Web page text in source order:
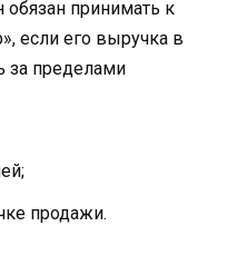
обязан принимать к
если его выручка в
за пределами
продажи.